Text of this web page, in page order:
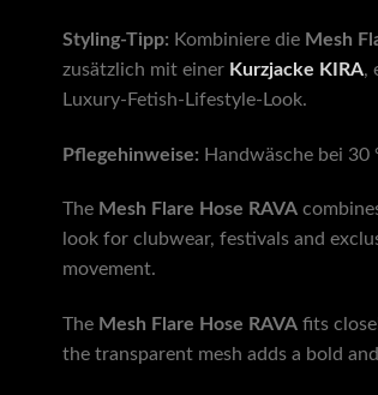
Styling-Tipp: Kombiniere die Mesh
zusätzlich mit einer Kurzjacke KIRA,
Luxury-Fetish-Lifestyle-Look.
Pflegehinweise: Handwäsche bei
The Mesh Flare Hose RAVA
look for clubwear, festivals and
movement.
The Mesh Flare Hose RAVA fits
the transparent mesh adds a bold